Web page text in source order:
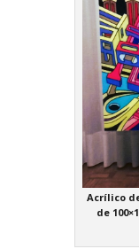
Acrílico
de